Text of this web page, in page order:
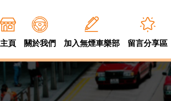
主頁 關於我們 加入無煙車樂部 留言分享區